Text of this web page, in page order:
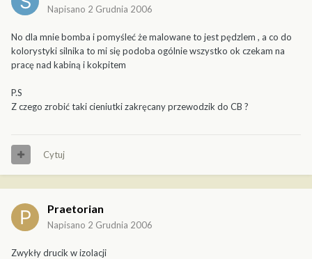
Napisano 2 Grudnia 2006
No dla mnie bomba i pomyśleć że malowane to jest pędzlem , a co do
kolorystyki silnika to mi się podoba ogólnie wszystko ok czekam na
pracę nad kabiną i kokpitem
P.S
Z czego zrobić taki cieniutki zakręcany przewodzik do CB ?
Cytuj
Praetorian
Napisano 2 Grudnia 2006
Zwykły drucik w izolacji